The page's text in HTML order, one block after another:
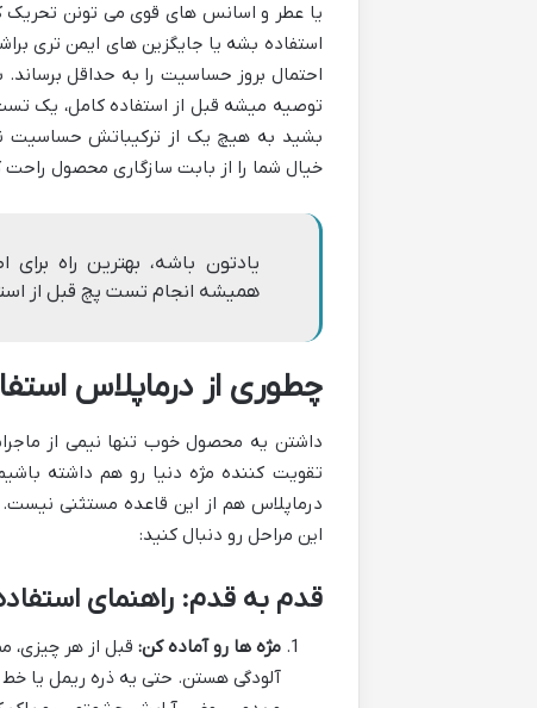
یا عطر و اسانس های قوی می تونن تحریک
استفاده بشه یا جایگزین های ایمن تری
احتمال بروز حساسیت را به حداقل
توصیه میشه قبل از استفاده کامل، یک
بشید به هیچ یک از ترکیباتش حساسیت
خیال شما را از بابت سازگاری محصول راحت
یادتون باشه، بهترین راه
همیشه انجام تست پچ قبل از
چطوری از درماپلاس
داشتن یه محصول خوب تنها نیمی از
تقویت کننده مژه دنیا رو هم داشته
درماپلاس هم از این قاعده مستثنی
این مراحل رو دنبال کنید:
قدم به قدم: راهنمای
مژه ها رو آماده کن: قبل از هر چیزی،
آلودگی هستن. حتی یه ذره ریمل یا